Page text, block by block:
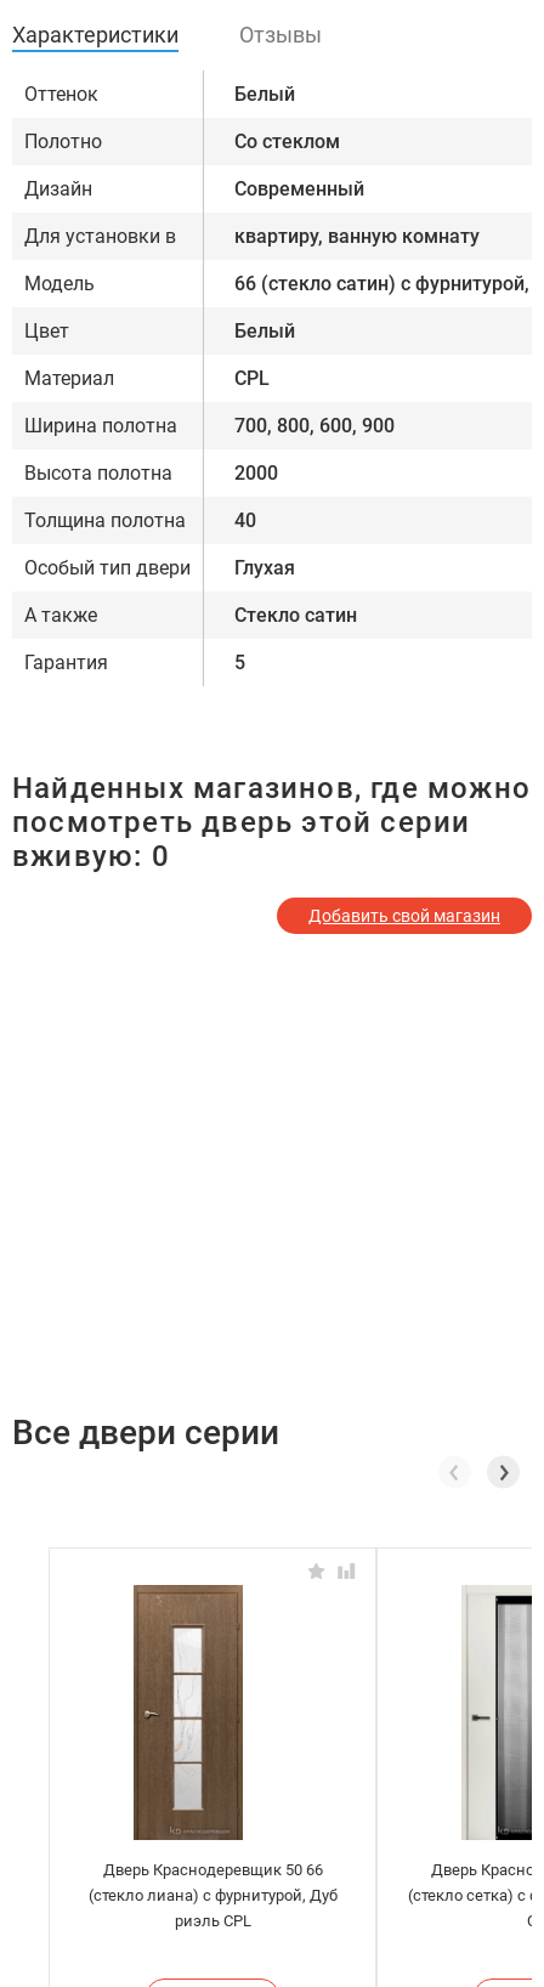
Характеристики Отзывы
Оттенок Белый
Полотно Со стеклом
Дизайн Современный
Для установки в квартиру, ванную комнату
Модель 66 (стекло сатин) с фурнитурой,
Цвет Белый
Материал CPL
Ширина полотна 700, 800, 600, 900
Высота полотна 2000
Толщина полотна 40
Особый тип двери Глухая
А также Стекло сатин
Гарантия 5
Найденных магазинов, где можно
посмотреть дверь этой серии
вживую: 0
Добавить свой магазин
Все двери серии
Дверь Краснодеревщик 50 66
(стекло лиана) с фурнитурой, Дуб
риэль CPL
Дверь
(стекло сетка) с